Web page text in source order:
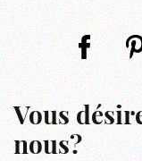
Vous
nous?